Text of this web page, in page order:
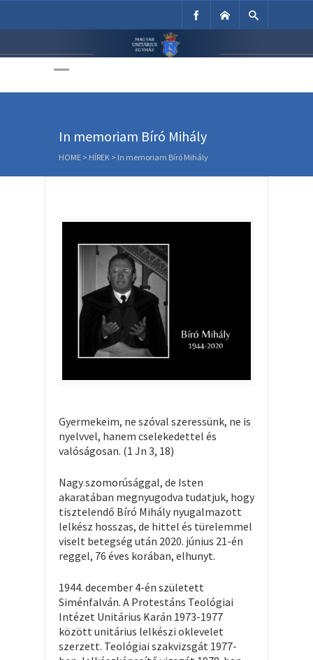
Unitárius Egyház
In memoriam Bíró Mihály
HOME > HÍREK > In memoriam Bíró Mihály
Gyermekeim, ne szóval szeressünk, ne is
nyelvvel, hanem cselekedettel és
valóságosan. (1 Jn 3, 18)
Nagy szomorúsággal, de Isten
akaratában megnyugodva tudatjuk, hogy
tisztelendő Bíró Mihály nyugalmazott
lelkész hosszas, de hittel és türelemmel
viselt betegség után 2020. június 21-én
reggel, 76 éves korában, elhunyt.
1944. december 4-én született
Siménfalván. A Protestáns Teológiai
Intézet Unitárius Karán 1973-1977
között unitárius lelkészi oklevelet
szerzett. Teológiai szakvizsgát 1977-